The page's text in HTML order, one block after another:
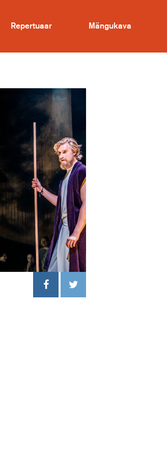
Repertuaar Mängukava